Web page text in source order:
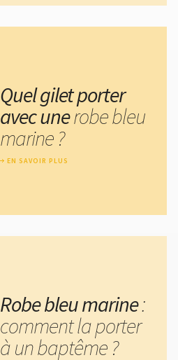
Quel gilet porter
avec unerobe bleu
marine ?
EN SAVOIR PLUS
Robe bleu marine:
comment la porter
à un baptême ?